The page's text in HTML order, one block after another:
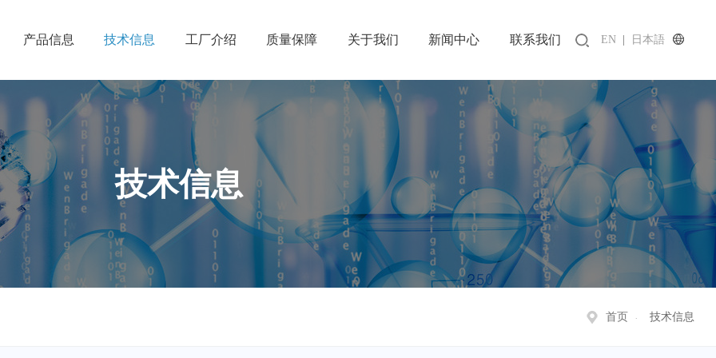
产品信息 技术信息 工厂介绍 质量保障 关于我们 新闻中心 联系我们 EN 日本語
技术信息
首页 技术信息